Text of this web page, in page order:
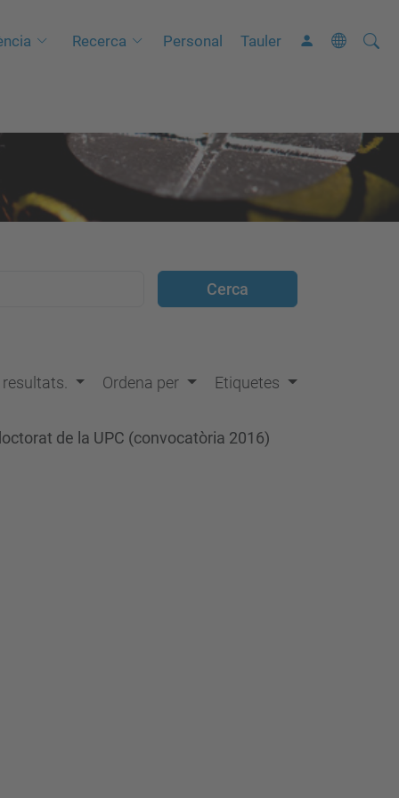
Recerca Personal Tauler Cerca
C
a
a
Ordena per Etiquetes
de la UPC (convocatòria 2016)